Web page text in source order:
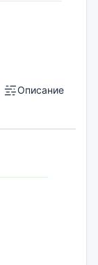
Описание